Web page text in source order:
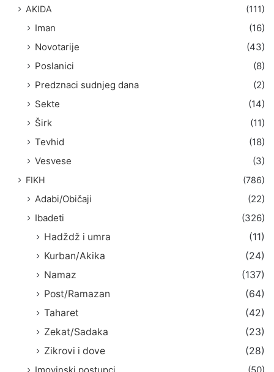
AKIDA
(111)
Iman
(16)
Novotarije
(43)
Poslanici
(8)
Predznaci sudnjeg dana
(2)
Sekte
(14)
Širk
(11)
Tevhid
(18)
Vesvese
(3)
FIKH (786)
Adabi/Običaji
(22)
Ibadeti
(326)
Hadždž i umra
(11)
Kurban/Akika
(24)
Namaz
(137)
Post/Ramazan
(64)
Taharet
(42)
Zekat/Sadaka
(23)
Zikrovi i dove
(28)
Imovinski postupci
(50)